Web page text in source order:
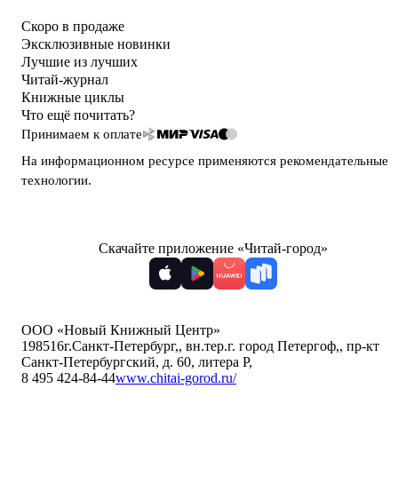
Скоро в продаже
Эксклюзивные новинки
Лучшие из лучших
Читай-журнал
Книжные циклы
Что ещё почитать?
Принимаем к оплате
На информационном ресурсе применяются рекомендательные
технологии.
Скачайте приложение «Читай-город»
ООО «Новый Книжный Центр»
198516г.Санкт-Петербург,, вн.тер.г. город Петергоф,, пр-кт
Санкт-Петербургский, д. 60, литера Р,
8 495 424-84-44www.chitai-gorod.ru/